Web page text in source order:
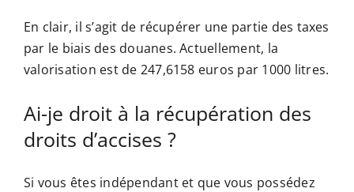
Contact
FR
En clair, il s’agit de récupérer une partie des taxes
par le biais des douanes. Actuellement, la
valorisation est de 247,6158 euros par 1000 litres.
Ai-je droit à la récupération des
droits d’accises ?
Si vous êtes indépendant et que vous possédez